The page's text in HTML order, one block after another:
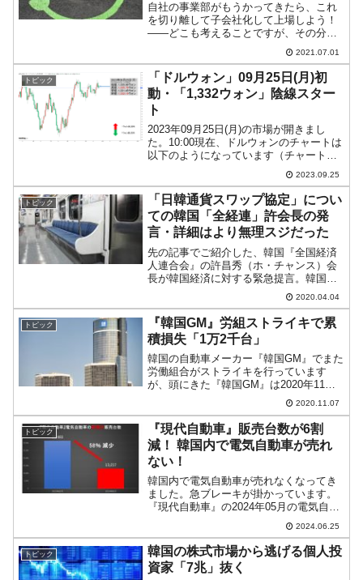
自社の事業部がもうかってきたら、これ
を切り離して子会社化して上場しよう！
――どこも考えることですが、その分自
社の株価が薄まることも想定しておかな
いといけません。2021年07月01日、韓国
『SKイノベーション』の株価が
「8.8％」も下落しま...
2021.07.01
トピック
「ドルウォン」09月25日(月)初
動・「1,332ウォン」陰線スター
ト
2023年09月25日(月)の市場が開きまし
た。10:00現在、ドルウォンのチャートは
以下のようになっています（チャートは
『Investing.com』より引用）。陰線スタ
ートです。現在のところ「1ドル＝1,332
ウォン」近辺の攻防となって...
2023.09.25
トピック
「日韓通貨スワップ協定」につい
ての韓国「全経連」許会長の発
言・詳細はより無理スジだった
先の記事でご紹介した、韓国『全国経済
人連合会』の許昌秀（ホ・チャンス）会
長が韓国経済に対する緊急提言。韓国メ
ディアによって「『日韓通貨スワップ協
定』を締結すべし」（正確には「日本な
どとも通貨スワップを……」です）と提
案したことは分かるのです...
2020.04.04
トピック
『韓国GM』労組ストライキで累
積損失「1万2千台」
韓国の自動車メーカー『韓国GM』でまた
労働組合がストライキを行っています
が、頭にきた『韓国GM』は2020年11月
06日、富平工場に2,150億ウォンを投資す
る計画を保留にしました。この投資話
は、2020年10月22日に行われた労使間の
賃金...
2020.11.07
トピック
『現代自動車』販売台数が6割
減！ 韓国内で電気自動車が売れ
ない！
韓国内で電気自動車が売れなくなってき
ました。急ブレーキが掛かっています。
『現代自動車』の2024年05月の電気自動
車の販売台数は「1万3,217台」と集計さ
れました。昨年同期、すなわち2023年05
月が「3万1,483台」なので、なんと対
前...
2024.06.25
トピック
韓国の株式市場から逃げる個人投
資家「7兆」抜く